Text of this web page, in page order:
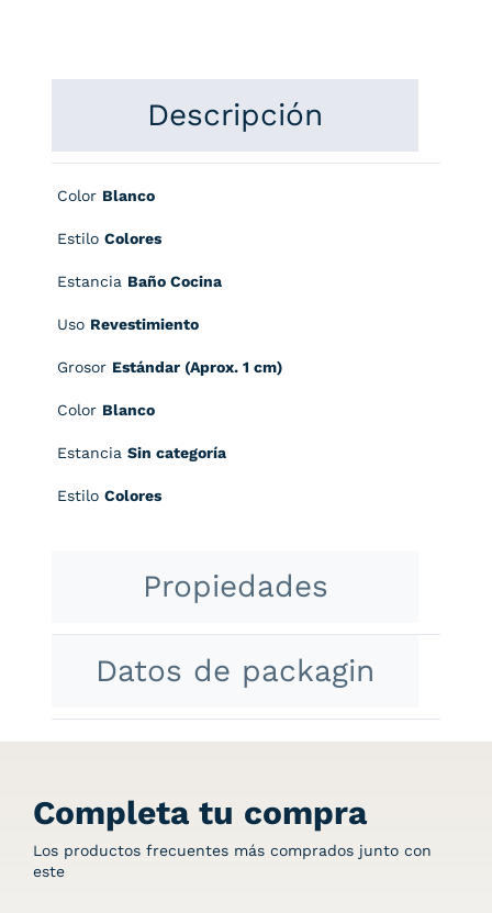
Descripción
Color Blanco
Estilo Colores
Estancia Baño Cocina
Uso Revestimiento
Grosor Estándar (Aprox. 1 cm)
Color Blanco
Estancia Sin categoría
Estilo Colores
Propiedades
Datos de packagin
Completa tu compra
Los productos frecuentes más comprados junto con
este